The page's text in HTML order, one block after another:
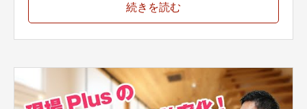
続きを読む